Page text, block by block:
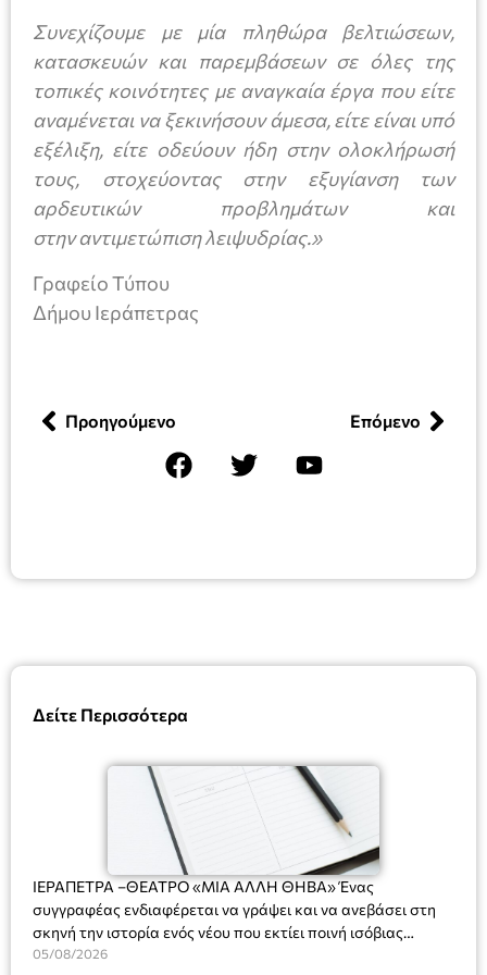
Δείτε Περισσότερα
ΙΕΡΑΠΕΤΡΑ –ΘΕΑΤΡΟ «ΜΙΑ ΑΛΛΗ ΘΗΒΑ» Ένας
συγγραφέας ενδιαφέρεται να γράψει και να ανεβάσει στη
σκηνή την ιστορία ενός νέου που εκτίει ποινή ισόβιας
κάθειρξης για πατροκτονία. Ένα πολυβραβευμένο έργο για
05/08/2026
Συνεχίζουμε με μία πληθώρα βελτιώσεων,
κατασκευών και παρεμβάσεων σε όλες της
τοπικές κοινότητες με αναγκαία έργα που είτε
αναμένεται να ξεκινήσουν άμεσα, είτε είναι υπό
εξέλιξη, είτε οδεύουν ήδη στην ολοκλήρωσή
τους, στοχεύοντας στην εξυγίανση των
αρδευτικών προβλημάτων και
στην αντιμετώπιση λειψυδρίας.»
Γραφείο Τύπου
Δήμου Ιεράπετρας
Προηγούμενο Επόμενο